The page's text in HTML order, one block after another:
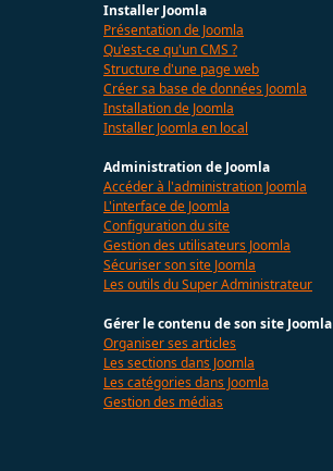
Installer Joomla
Présentation de Joomla
Qu'est-ce qu'un CMS ?
Structure d'une page web
Créer sa base de données Joomla
Installation de Joomla
Installer Joomla en local
Administration de Joomla
Accéder à l'administration Joomla
L'interface de Joomla
Configuration du site
Gestion des utilisateurs Joomla
Sécuriser son site Joomla
Les outils du Super Administrateur
Gérer le contenu de son site Joomla
Organiser ses articles
Les sections dans Joomla
Les catégories dans Joomla
Gestion des médias